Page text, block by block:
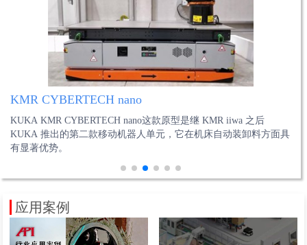
新松 SRM13A
全新SRM13A系列机型秉承“满足高速现代物流”理念为设计核心，
为实现速度精准，连续不断的运送功能，构筑基于4轴机器人的柔
性自动化系统。
ABB AGV机器人
AGV是指装备有电磁或光学等自动导引装置，能够沿规定的导引路
径行驶，具有安全保护以及各种移载功能的运输车，属于轮式移动
机器人的范畴。
KMR CYBERTECH nano
KUKA KMR CYBERTECH nano这款原型是继 KMR iiwa 之后
KUKA 推出的第二款移动机器人单元，它在机床自动装卸料方面具
有显著优势。
史陶比尔 POWER Cobot TX2touch
史陶比尔独特的POWER Cobot TX2touch 协作机器人系列，兼顾安
全人机协作和高生产力效率。
FANUC M-2000iA/2300型机器人
M-2000iA/2300型机器人是唯一能够搬运重达2吨负载的重型机器
人，M-2000iA可以轻松搬运重型型材实现焊接前的就位工作。
FANUC CR系列协作机器人
FANUC CR系列协作机器人。它的出现，扫除了人机协作的障碍，
它彻底摆脱围栏的束缚，没有安全栅栏，既能与人类并肩协同工
作，又可确保周边区域安全无虞。
应用案例